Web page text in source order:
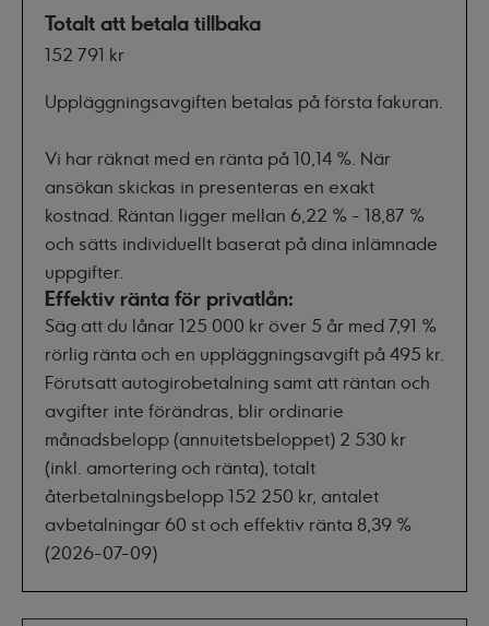
Totalt att betala tillbaka
152 791 kr
Uppläggningsavgiften betalas på första fakuran.
Vi har räknat med en ränta på 10,14 %. När
ansökan skickas in presenteras en exakt
kostnad. Räntan ligger mellan 6,22 % - 18,87 %
och sätts individuellt baserat på dina inlämnade
uppgifter.
Effektiv ränta för privatlån:
Säg att du lånar 125 000 kr över 5 år med 7,91 %
rörlig ränta och en uppläggningsavgift på 495 kr.
Förutsatt autogirobetalning samt att räntan och
avgifter inte förändras, blir ordinarie
månadsbelopp (annuitetsbeloppet) 2 530 kr
(inkl. amortering och ränta), totalt
återbetalningsbelopp 152 250 kr, antalet
avbetalningar 60 st och effektiv ränta 8,39 %
(2026-07-09)